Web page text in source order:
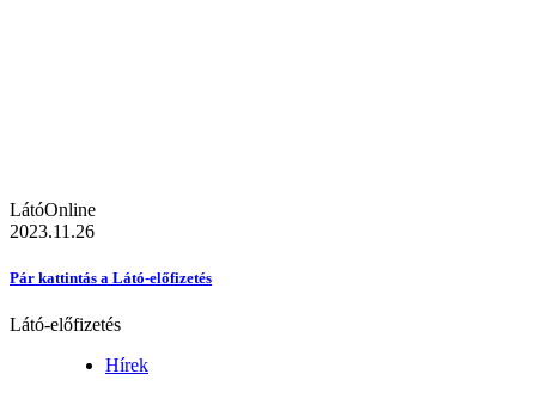
LátóOnline
2023.11.26
Pár kattintás a Látó-előfizetés
Látó-előfizetés
Hírek